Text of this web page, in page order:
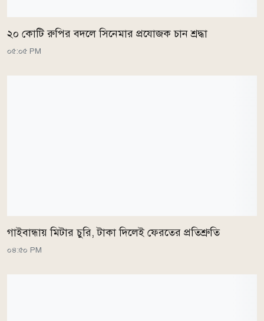
২০ কোটি রুপির বদলে সিনেমার প্রযোজক চান শ্রদ্ধা
০৫:০৫ PM
গাইবান্ধায় মিটার চুরি, টাকা দিলেই ফেরতের প্রতিশ্রুতি
০৪:৫০ PM